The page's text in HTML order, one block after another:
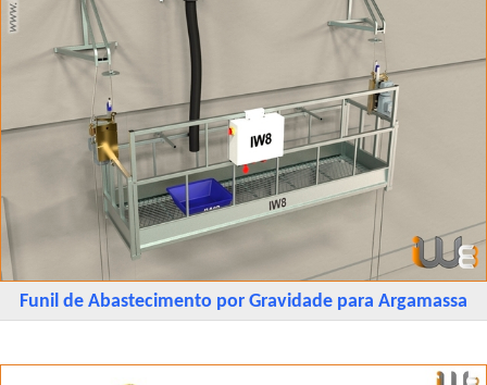
Funil de Abastecimento por Gravidade para Argamassa